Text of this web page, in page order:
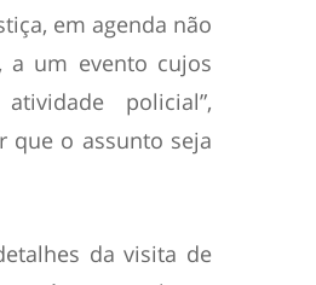
em agenda não
a um evento cujos
policial”,
que o assunto seja
da visita de